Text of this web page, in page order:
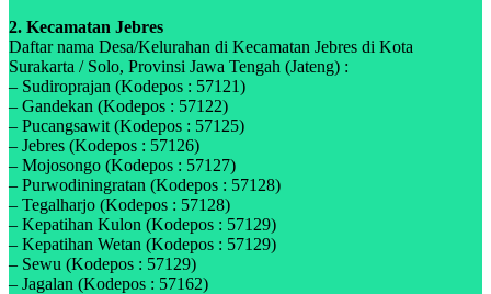
2. Kecamatan Jebres
Daftar nama Desa/Kelurahan di Kecamatan Jebres di Kota
Surakarta / Solo, Provinsi Jawa Tengah (Jateng) :
– Sudiroprajan (Kodepos : 57121)
– Gandekan (Kodepos : 57122)
– Pucangsawit (Kodepos : 57125)
– Jebres (Kodepos : 57126)
– Mojosongo (Kodepos : 57127)
– Purwodiningratan (Kodepos : 57128)
– Tegalharjo (Kodepos : 57128)
– Kepatihan Kulon (Kodepos : 57129)
– Kepatihan Wetan (Kodepos : 57129)
– Sewu (Kodepos : 57129)
– Jagalan (Kodepos : 57162)